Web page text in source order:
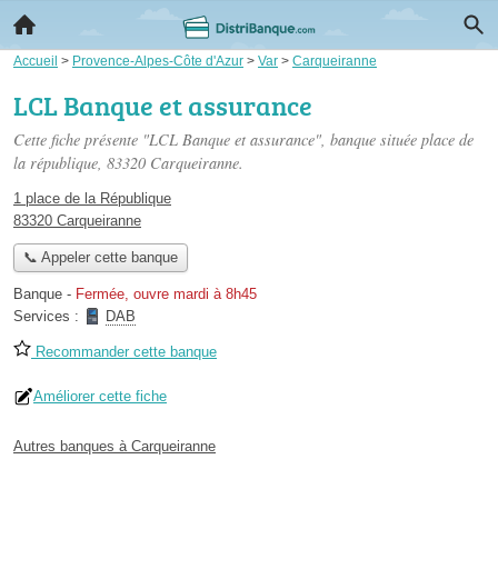
Accueil > Provence-Alpes-Côte d'Azur > Var > Carqueiranne
LCL Banque et assurance
Cette fiche présente "LCL Banque et assurance", banque située place de
la république, 83320 Carqueiranne.
1 place de la République
83320 Carqueiranne
📞 Appeler cette banque
Banque - Fermée, ouvre mardi à 8h45
Services :
DAB
Recommander cette banque
Améliorer cette fiche
Autres banques à Carqueiranne